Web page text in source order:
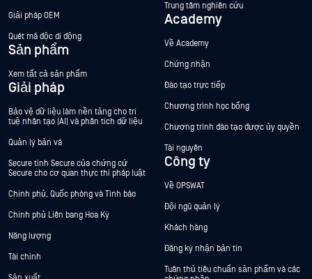
Giải pháp OEM
Quét mã độc di động
Sản phẩm
Xem tất cả sản phẩm
Giải pháp
Bảo vệ dữ liệu làm nền tảng cho trí
tuệ nhân tạo (AI) và phân tích dữ liệu
Quản lý bản vá
Secure tính Secure của chứng cứ
Secure cho cơ quan thực thi pháp luật
Chính phủ, Quốc phòng và Tình báo
Chính phủ Liên bang Hoa Kỳ
Năng lượng
Tài chính
Trung tâm nghiên cứu
Academy
Về Academy
Chứng nhận
Đào tạo trực tiếp
Chương trình học bổng
Chương trình đào tạo được ủy quyền
Tài nguyên
Công ty
Về OPSWAT
Đội ngũ quản lý
Khách hàng
Đăng ký nhận bản tin
Tuân thủ tiêu chuẩn sản phẩm và các